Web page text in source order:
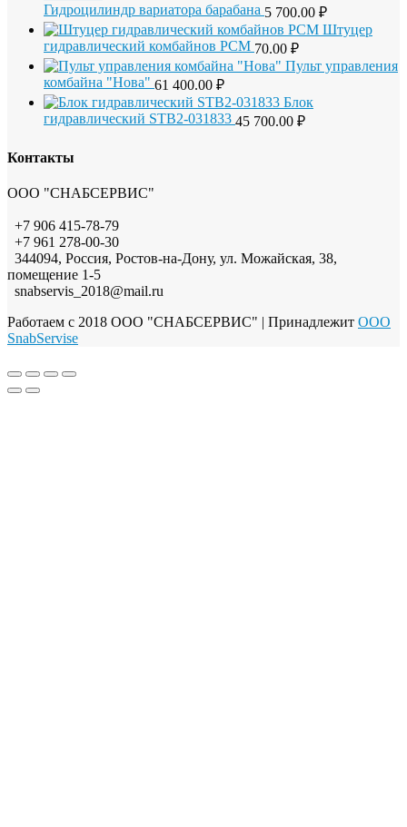
Гидроцилиндр вариатора барабана 5 700.00 ₽
Штуцер
гидравлический комбайнов РСМ 70.00 ₽
Пульт управления
комбайна "Нова" 61 400.00 ₽
Блок
гидравлический STB2-031833 45 700.00 ₽
Контакты
ООО "СНАБСЕРВИС"
+7 906 415-78-79
+7 961 278-00-30
344094, Россия, Ростов-на-Дону, ул. Можайская, 38,
помещение 1-5
snabservis_2018@mail.ru
Работаем с 2018 ООО "СНАБСЕРВИС" | Принадлежит OOO
SnabServise